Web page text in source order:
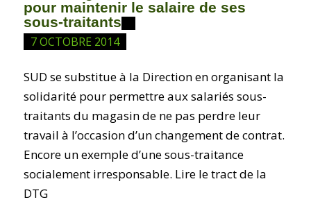
pour maintenir le salaire de ses
sous-traitants
7 OCTOBRE 2014
SUD se substitue à la Direction en organisant la
solidarité pour permettre aux salariés sous-
traitants du magasin de ne pas perdre leur
travail à l’occasion d’un changement de contrat.
Encore un exemple d’une sous-traitance
socialement irresponsable. Lire le tract de la
DTG